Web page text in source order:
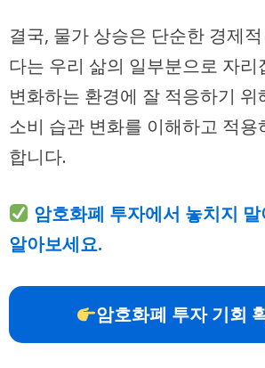
결국, 물가 상승은 단순한 경제
다는 우리 삶의 일부분으로 자리
변화하는 환경에 잘 적응하기
소비 습관 변화를 이해하고 적용
합니다.
암호화폐 투자에서 놓치지
알아보세요.
암호화폐 투자 기회